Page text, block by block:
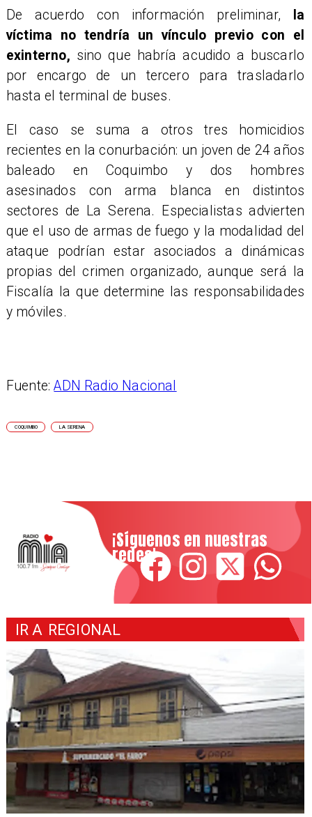
De acuerdo con información preliminar,
la
víctima no tendría un vínculo previo con el
exinterno, sino que habría acudido a buscarlo
por encargo de un tercero para trasladarlo
hasta el terminal de buses.
El caso se suma a otros tres homicidios
recientes en la conurbación: un joven de 24 años
baleado en Coquimbo y dos hombres
asesinados con arma blanca en distintos
sectores de La Serena. Especialistas advierten
que el uso de armas de fuego y la modalidad del
ataque podrían estar asociados a dinámicas
propias del crimen organizado, aunque será la
Fiscalía la que determine las responsabilidades
y móviles.
Fuente:ADN Radio Nacional
COQUIMBO LA SERENA
¡Síguenos en nuestras
redes!
IR A REGIONAL